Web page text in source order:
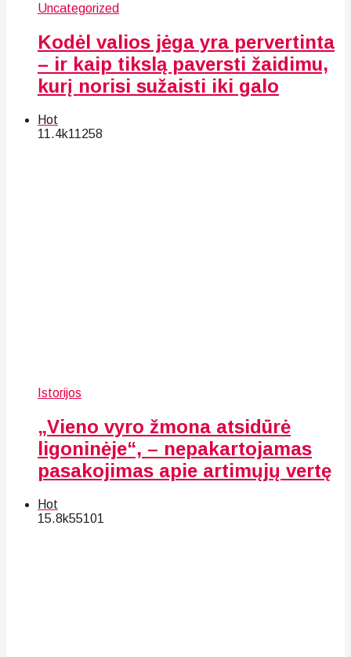
Uncategorized
Kodėl valios jėga yra pervertinta
– ir kaip tikslą paversti žaidimu,
kurį norisi sužaisti iki galo
Hot
11.4k11258
Istorijos
„Vieno vyro žmona atsidūrė
ligoninėje“, – nepakartojamas
pasakojimas apie artimųjų vertę
Hot
15.8k55101